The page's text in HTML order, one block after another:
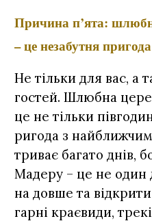
Причина п’ята:
– це незабутня пригода
Не тільки для вас, а
гостей. Шлюбна
це не тільки
ригода з
триває багато днів,
Мадеру – це не один
на довше та
гарні краєвиди,